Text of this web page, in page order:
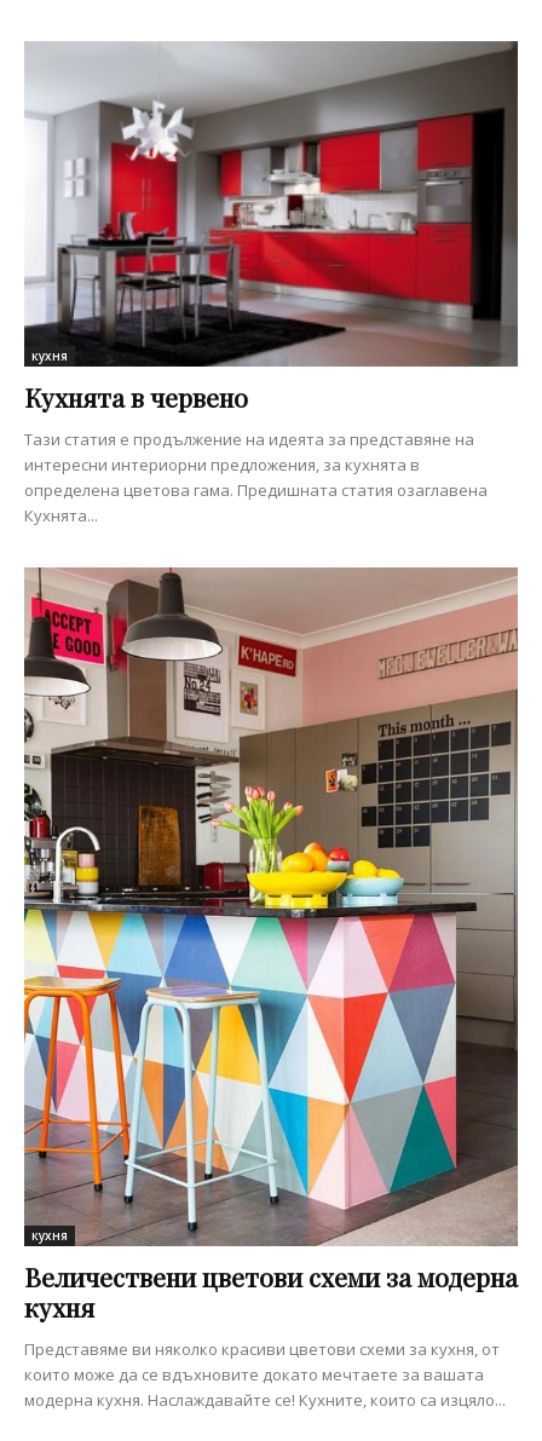
кухня
Кухнята в червено
Тази статия е продължение на идеята за представяне на
интересни интериорни предложения, за кухнята в
определена цветова гама. Предишната статия озаглавена
Кухнята...
кухня
Величествени цветови схеми за модерна
кухня
Представяме ви няколко красиви цветови схеми за кухня, от
които може да се вдъхновите докато мечтаете за вашата
модерна кухня. Наслаждавайте се! Кухните, които са изцяло...